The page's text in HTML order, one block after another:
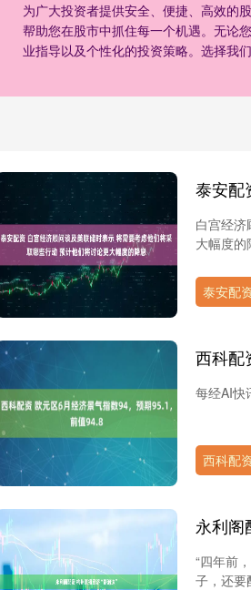
为广大投资者提供安全、便捷、高效的
帮助您在股市中抓住每一个机遇。无论
业指导以及个性化的投资策略。选择我
白宫经
大幅度的
泰安配
每经AI快
西科配
永利阁
“四年前
子，还要